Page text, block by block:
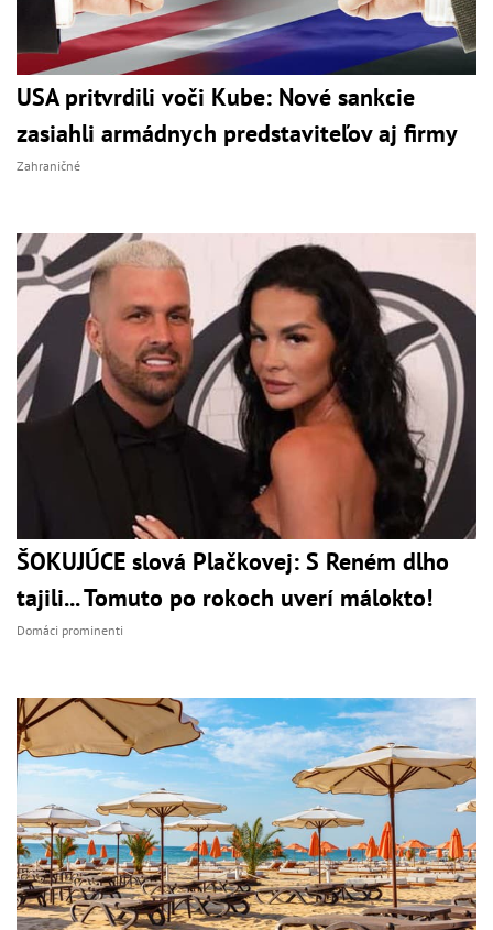
USA pritvrdili voči Kube: Nové sankcie
zasiahli armádnych predstaviteľov aj firmy
Zahraničné
ŠOKUJÚCE slová Plačkovej: S Reném dlho
tajili... Tomuto po rokoch uverí málokto!
Domáci prominenti